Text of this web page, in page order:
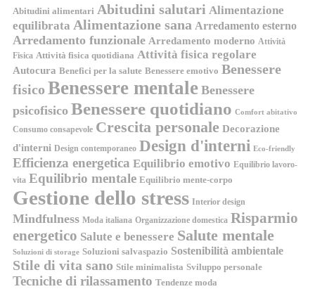
Abitudini alimentari Abitudini salutari Alimentazione
equilibrata Alimentazione sana Arredamento esterno
Arredamento funzionale Arredamento moderno Attività
Fisica Attività fisica quotidiana Attività fisica regolare
Autocura Benefici per la salute Benessere emotivo Benessere
fisico Benessere mentale Benessere
psicofisico Benessere quotidiano Comfort abitativo
Consumo consapevole Crescita personale Decorazione
d'interni Design contemporaneo Design d'interni Eco-friendly
Efficienza energetica Equilibrio emotivo Equilibrio lavoro-
vita Equilibrio mentale Equilibrio mente-corpo
Gestione dello stress Interior design
Mindfulness Moda italiana Organizzazione domestica Risparmio
energetico Salute e benessere Salute mentale
Soluzioni di storage Soluzioni salvaspazio Sostenibilità ambientale
Stile di vita sano Stile minimalista Sviluppo personale
Tecniche di rilassamento Tendenze moda